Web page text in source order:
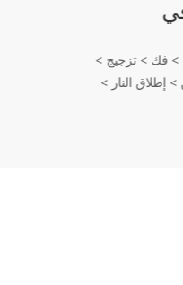
> فك > تزجيج >
إطلاق النار >